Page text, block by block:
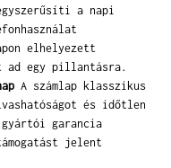
a napi
elhelyezett
ad egy pillantásra.
A számlap klasszikus
és időtlen
garancia
jelent